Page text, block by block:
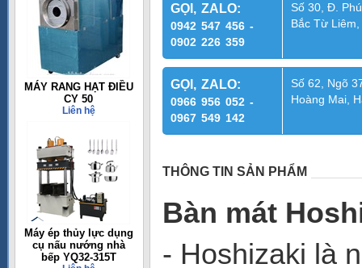
MÁY RANG HẠT ĐIỀU
CY 50
Liên hệ
Máy ép thủy lực dụng
cụ nấu nướng nhà
bếp YQ32-315T
GỌI, ZALO:
0942 547 456 -
0902 226 359
Số 30, Đ.
Bắc Từ
GỌI, ZALO:
0966 956 052 -
0967 549 142
Số 62, Ngõ
Hoàng Mai,
THÔNG TIN SẢN PHẨM
Bàn mát
- Hoshizaki là